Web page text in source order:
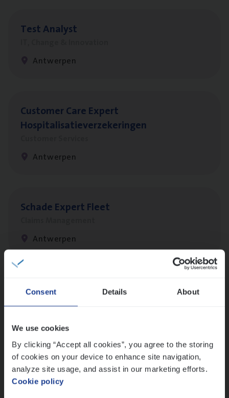
Consent Details About
We use cookies
By clicking “Accept all cookies”, you agree to the storing
of cookies on your device to enhance site navigation,
analyze site usage, and assist in our marketing efforts.
Cookie policy
Test Ana­lyst
Antwerpen
Cus­to­mer Care Expert
Hospitalisatieverzekeringen
Antwerpen
Scha­de Expert Fleet
Antwerpen
Busi­ness Mana­ger Mari­ne Cargo
Client Exe­cu­ti­ve Marine
Insurance Operations